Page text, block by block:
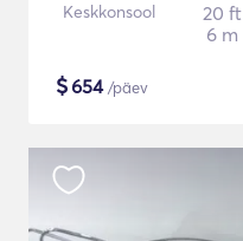
Keskkonsool
20 ft
6 m
$654/päev